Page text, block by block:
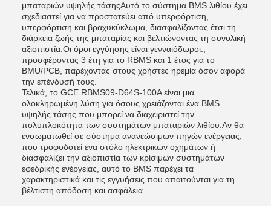
μπαταριών υψηλής τάσηςΑυτό το σύστημα BMS λιθίου έχει
σχεδιαστεί για να προστατεύει από υπερφόρτιση,
υπερφόρτιση και βραχυκύκλωμα, διασφαλίζοντας έτσι τη
διάρκεια ζωής της μπαταρίας και βελτιώνοντας τη συνολική
αξιοπιστία.Οι όροι εγγύησης είναι γενναιόδωροι.,
προσφέροντας 3 έτη για το RBMS και 1 έτος για το
BMU/PCB, παρέχοντας στους χρήστες ηρεμία όσον αφορά
την επένδυσή τους.
Τελικά, το GCE RBMS09-D64S-100A είναι μια
ολοκληρωμένη λύση για όσους χρειάζονται ένα BMS
υψηλής τάσης που μπορεί να διαχειριστεί την
πολυπλοκότητα των συστημάτων μπαταριών λιθίου.Αν θα
ενσωματωθεί σε σύστημα ανανεώσιμων πηγών ενέργειας,
που τροφοδοτεί ένα στόλο ηλεκτρικών οχημάτων ή
διασφαλίζει την αξιοπιστία των κρίσιμων συστημάτων
εφεδρικής ενέργειας, αυτό το BMS παρέχει τα
χαρακτηριστικά και τις εγγυήσεις που απαιτούνται για τη
βέλτιστη απόδοση και ασφάλεια.